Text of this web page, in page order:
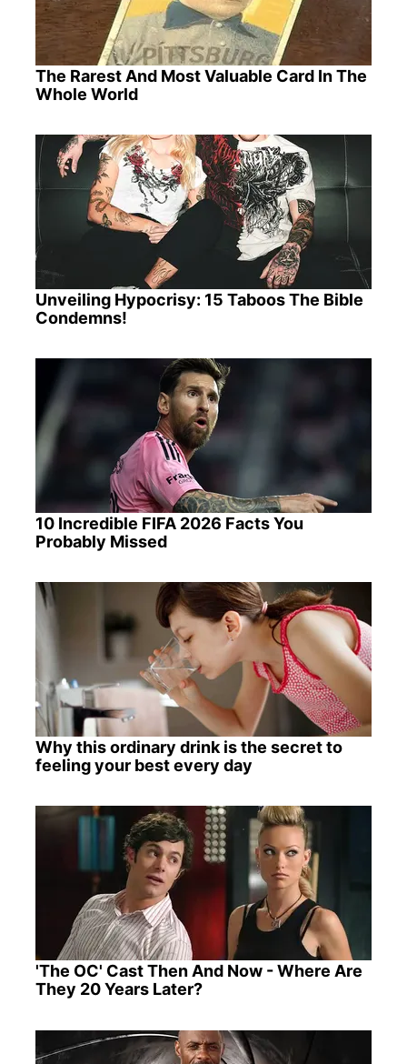
The Rarest And Most Valuable Card In The
Whole World
Unveiling Hypocrisy: 15 Taboos The Bible
Condemns!
10 Incredible FIFA 2026 Facts You
Probably Missed
Why this ordinary drink is the secret to
feeling your best every day
'The OC' Cast Then And Now - Where Are
They 20 Years Later?